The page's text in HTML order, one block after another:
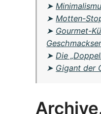
➤
➤ Motten-
➤ Gourmet-
➤ Die
➤ Gigant der